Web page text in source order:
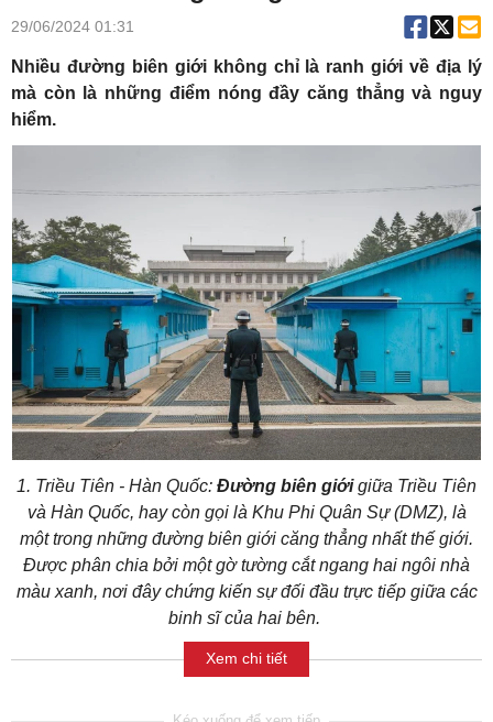
29/06/2024 01:31
Nhiều đường biên giới không chỉ là ranh giới về địa lý
mà còn là những điểm nóng đầy căng thẳng và nguy
hiểm.
1. Triều Tiên - Hàn Quốc: Đường biên giớigiữa Triều Tiên
và Hàn Quốc, hay còn gọi là Khu Phi Quân Sự (DMZ), là
một trong những đường biên giới căng thẳng nhất thế giới.
Được phân chia bởi một gờ tường cắt ngang hai ngôi nhà
màu xanh, nơi đây chứng kiến sự đối đầu trực tiếp giữa các
binh sĩ của hai bên.
Xem chi tiết